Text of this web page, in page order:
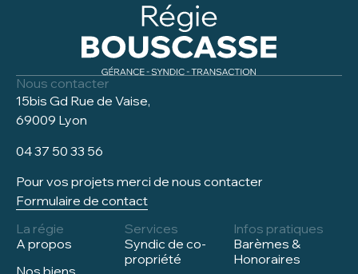
Nous contacter
15bis Gd Rue de Vaise,
69009 Lyon
04 37 50 33 56
Pour vos projets merci de nous contacter
Formulaire de contact
La régie
A propos
Services
Syndic de co-
propriété
Infos pratiques
Barèmes &
Honoraires